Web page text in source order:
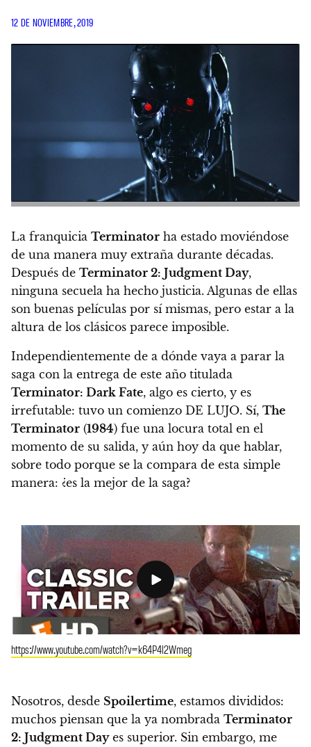
12 DE NOVIEMBRE, 2019
La franquicia Terminator ha estado moviéndose
de una manera muy extraña durante décadas.
Después de Terminator 2: Judgment Day,
ninguna secuela ha hecho justicia. Algunas de ellas
son buenas películas por sí mismas, pero estar a la
altura de los clásicos parece imposible.
Independientemente de a dónde vaya a parar la
saga con la entrega de este año titulada
Terminator: Dark Fate, algo es cierto, y es
irrefutable: tuvo un comienzo DE LUJO. Sí, The
Terminator (1984) fue una locura total en el
momento de su salida, y aún hoy da que hablar,
sobre todo porque se la compara de esta simple
manera: ¿es la mejor de la saga?
https://www.youtube.com/watch?v=k64P4l2Wmeg
Nosotros, desde Spoilertime, estamos divididos:
muchos piensan que la ya nombrada Terminator
2: Judgment Dayes superior. Sin embargo, me